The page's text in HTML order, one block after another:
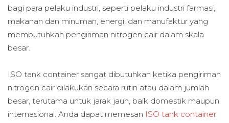
bagi para pelaku industri, seperti pelaku industri farmasi,
makanan dan minuman, energi, dan manufaktur yang
membutuhkan pengiriman nitrogen cair dalam skala
besar.
ISO tank container sangat dibutuhkan ketika pengiriman
nitrogen cair dilakukan secara rutin atau dalam jumlah
besar, terutama untuk jarak jauh, baik domestik maupun
internasional. Anda dapat memesan ISO tank container